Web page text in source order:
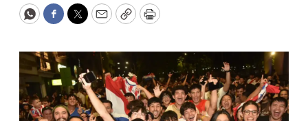
WhatsApp
Facebook
Twitter
EmailCopyPrint